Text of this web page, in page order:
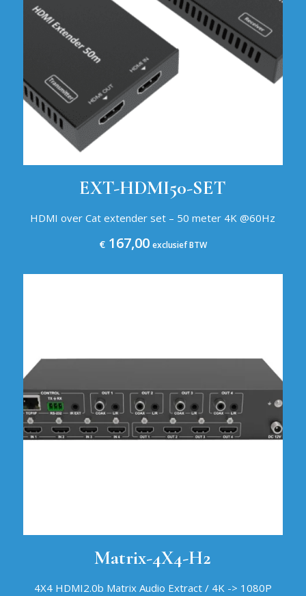
EXT-HDMI50-SET
HDMI over Cat extender set – 50 meter 4K @60Hz
€167,00 exclusief BTW
Matrix-4X4-H2
4X4 HDMI2.0b Matrix Audio Extract / 4K -> 1080P